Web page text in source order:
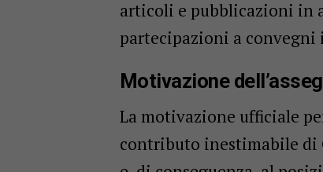
articoli e pubblicazioni in
partecipazioni a convegni
Motivazione
La motivazione ufficiale
contributo inestimabile di